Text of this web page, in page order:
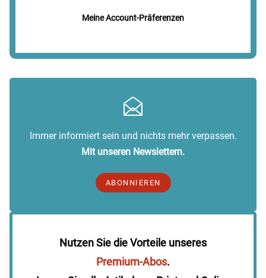
Meine Account-Präferenzen
Immer informiert sein und nichts mehr verpassen.
Mit unseren Newslettern.
ABONNIEREN
Nutzen Sie die Vorteile unseres
Premium-Abos.